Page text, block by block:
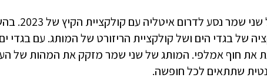
העונה מותג בגדי
של בגדי הים ושל קולקציית הריזורט של המותג. עם בגדי
את חוף אמלפי. המותג של שני שמר מזקק את המהות של
שתתאים לכל חופשה.